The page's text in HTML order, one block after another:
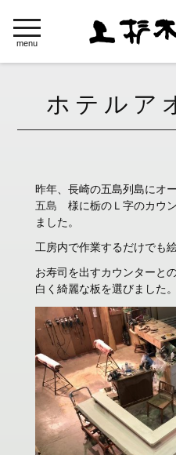
toggle
navigation
menu
ホテルア
昨年、長崎の五島列島にオ
五島 様に栃のＬ字のカウ
ました。
工房内で作業するだけでも
お寿司を出すカウンターと
白く綺麗な板を選びました。